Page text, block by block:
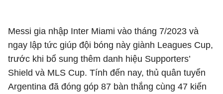
Messi gia nhập Inter Miami vào tháng 7/2023 và
ngay lập tức giúp đội bóng này giành Leagues Cup,
trước khi bổ sung thêm danh hiệu Supporters’
Shield và MLS Cup. Tính đến nay, thủ quân tuyển
Argentina đã đóng góp 87 bàn thắng cùng 47 kiến